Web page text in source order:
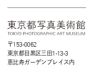
〒153-0062
東京都目黒区三田1-13-3
恵比寿ガーデンプレイス内